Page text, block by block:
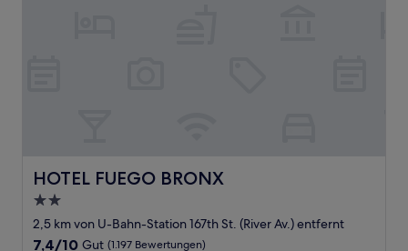
HOTEL FUEGO BRONX
HOTEL FUEGO BRONX
2.0-
Sterne-
Unterkunft
2,5 km von U-Bahn-Station 167th St. (River Av.) entfernt
7.4
7,4/10 Gut (1.197 Bewertungen)